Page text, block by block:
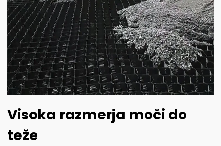
Visoka razmerja moči do
teže